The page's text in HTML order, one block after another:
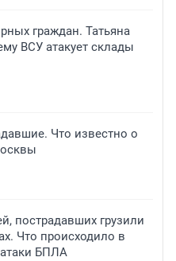
граждан. Татьяна
ВСУ атакует склады
Что известно о
пострадавших грузили
Что происходило в
БПЛА